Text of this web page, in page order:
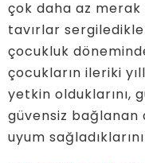
çok daha az merak
tavırlar
çocukluk
çocukların ileriki
yetkin olduklarını,
güvensiz bağlanan
uyum